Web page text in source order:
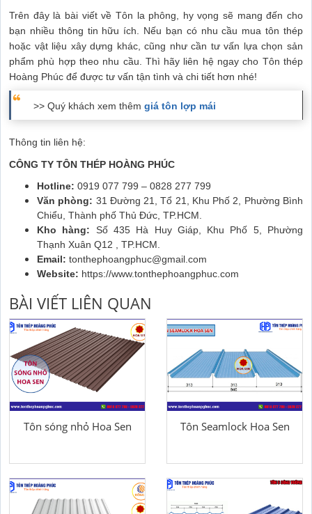
Trên đây là bài viết về Tôn la phông, hy vọng sẽ mang đến cho
bạn nhiều thông tin hữu ích. Nếu bạn có nhu cầu mua tôn thép
hoặc vật liệu xây dựng khác, cũng như cần tư vấn lựa chọn sản
phẩm phù hợp theo nhu cầu. Thì hãy liên hệ ngay cho Tôn thép
Hoàng Phúc để được tư vấn tận tình và chi tiết hơn nhé!
>> Quý khách xem thêm giá tôn lợp mái
Thông tin liên hệ:
CÔNG TY TÔN THÉP HOÀNG PHÚC
Hotline: 0919 077 799 – 0828 277 799
Văn phòng: 31 Đường 21, Tổ 21, Khu Phố 2, Phường Bình
Chiểu, Thành phố Thủ Đức, TP.HCM.
Kho hàng: Số 435 Hà Huy Giáp, Khu Phố 5, Phường
Thạnh Xuân Q12 , TP.HCM.
Email: tonthephoangphuc@gmail.com
Website: https://www.tonthephoangphuc.com
BÀI VIẾT LIÊN QUAN
Tôn sóng nhỏ Hoa Sen Tôn Seamlock Hoa Sen